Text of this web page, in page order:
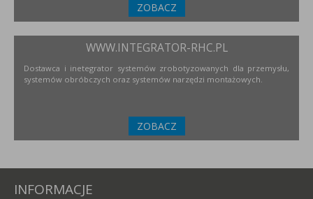
ZOBACZ
WWW.INTEGRATOR-RHC.PL
Dostawca i inetegrator systemów zrobotyzowanych dla przemysłu,
systemów obróbczych oraz systemów narzędzi montażowych.
ZOBACZ
INFORMACJE